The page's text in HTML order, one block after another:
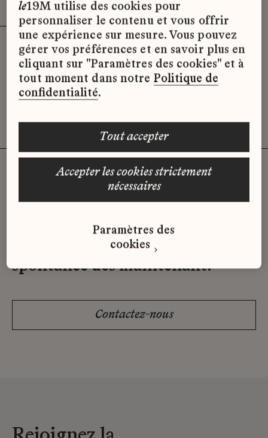
Désolé, il semble qu’il n’y ait pas
d’offres d’emploi disponibles pour le
moment.
Vous n'avez pas trouvé d'offre
qui correspond à votre profil ?
Envoyez-nous votre candidature
spontanée dès maintenant.
Contactez-nous
le19M utilise des cookies pour
personnaliser le contenu et vous offrir
une expérience sur mesure. Vous pouvez
gérer vos préférences et en savoir plus en
cliquant sur "Paramètres des cookies" et à
tout moment dans notre Politique de
confidentialité.
accepter les cookies strictement
nécessaires
tout accepter
Paramètres des
cookies